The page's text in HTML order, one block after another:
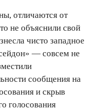
отличаются от
не объяснили свой
чисто западное
— совсем не
сообщения на
и скрыв
голосования